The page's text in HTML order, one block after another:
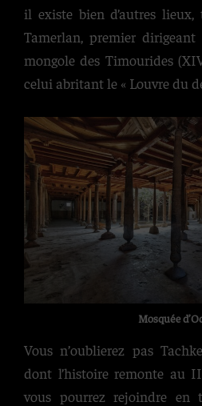
il existe bien d’autres
Tamerlan, premier
mongole des Timourides
celui abritant le « Louvre du
Mosquée
Vous n’oublierez pas
dont l’histoire remonte au
vous pourrez rejoindre en